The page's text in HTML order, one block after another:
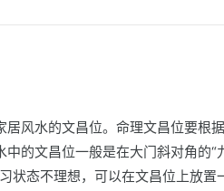
风水的文昌位。命理文昌位要根
的文昌位一般是在大门斜对角的“
状态不理想，可以在文昌位上放置